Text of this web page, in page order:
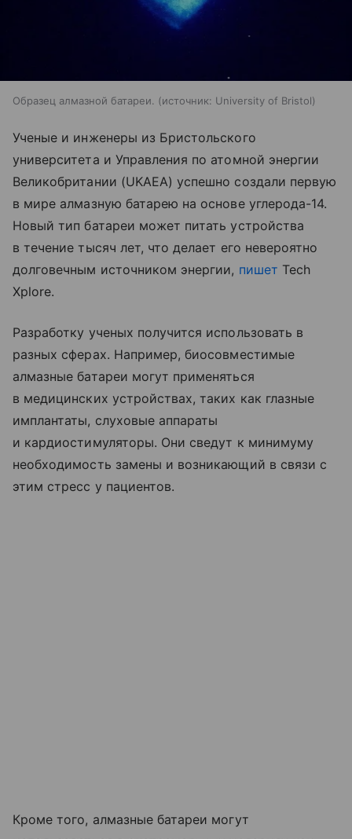
Образец алмазной батареи. источник: University of Bristol
Ученые и инженеры из Бристольского
университета и Управления по атомной энергии
Великобритании (UKAEA) успешно создали первую
в мире алмазную батарею на основе углерода-14.
Новый тип батареи может питать устройства
в течение тысяч лет, что делает его невероятно
долговечным источником энергии, пишет Tech
Xplore.
Разработку ученых получится использовать в
разных сферах. Например, биосовместимые
алмазные батареи могут применяться
в медицинских устройствах, таких как глазные
имплантаты, слуховые аппараты
и кардиостимуляторы. Они сведут к минимуму
необходимость замены и возникающий в связи с
этим стресс у пациентов.
Кроме того, алмазные батареи могут